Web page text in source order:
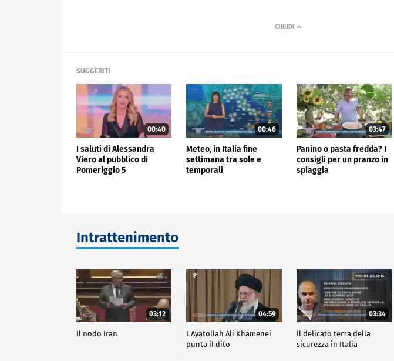
SUGGERITI
00:40
I saluti di Alessandra
Viero al pubblico di
Pomeriggio 5
00:46
Meteo, in Italia fine
settimana tra sole e
temporali
03:47
Panino o pasta fredda? I
consigli per un pranzo in
spiaggia
Intrattenimento
03:12
Il nodo Iran
04:59
L'Ayatollah Ali Khamenei
punta il dito
03:34
Il delicato tema della
sicurezza in Italia